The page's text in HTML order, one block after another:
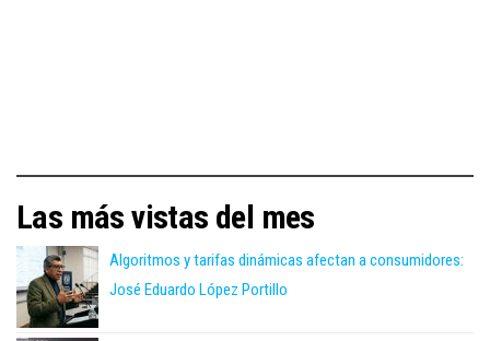
Las más vistas del mes
Algoritmos y tarifas dinámicas afectan a consumidores:
José Eduardo López Portillo